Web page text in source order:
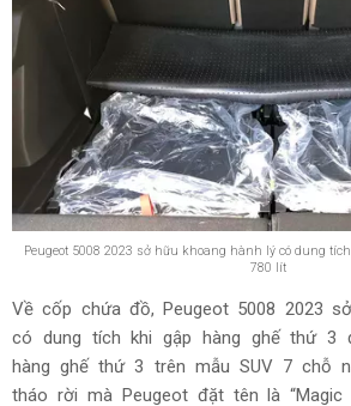
trên Peugeot 5008 có khoảng để
nhiên, khi xuống đến hàng ghế cuối
rõ hàng ghế này chỉ phù hợp để đi
ngắn hoặc chở trẻ em.